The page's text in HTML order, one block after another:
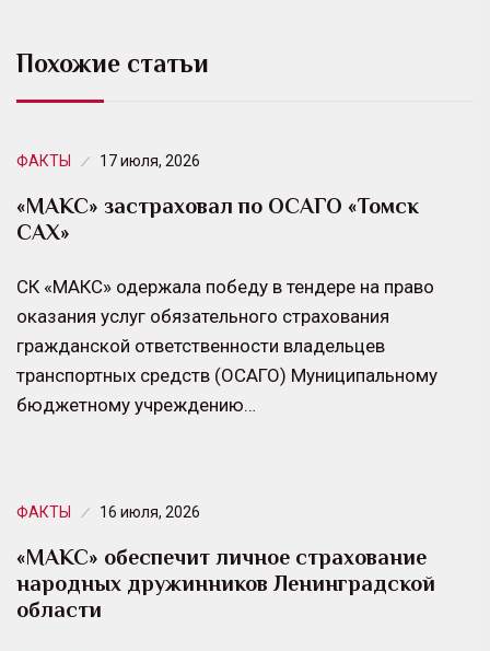
Похожие статьи
ФАКТЫ 17 июля, 2026
«МАКС» застраховал по ОСАГО «Томск
САХ»
СК «МАКС» одержала победу в тендере на право
оказания услуг обязательного страхования
гражданской ответственности владельцев
транспортных средств (ОСАГО) Муниципальному
бюджетному учреждению…
ФАКТЫ 16 июля, 2026
«МАКС» обеспечит личное страхование
народных дружинников Ленинградской
области